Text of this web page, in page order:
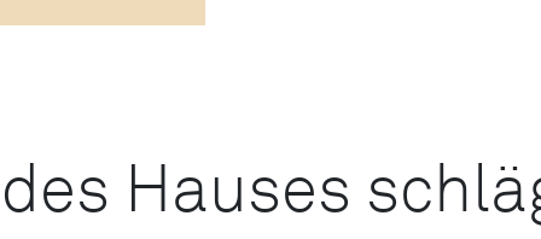
Hauses